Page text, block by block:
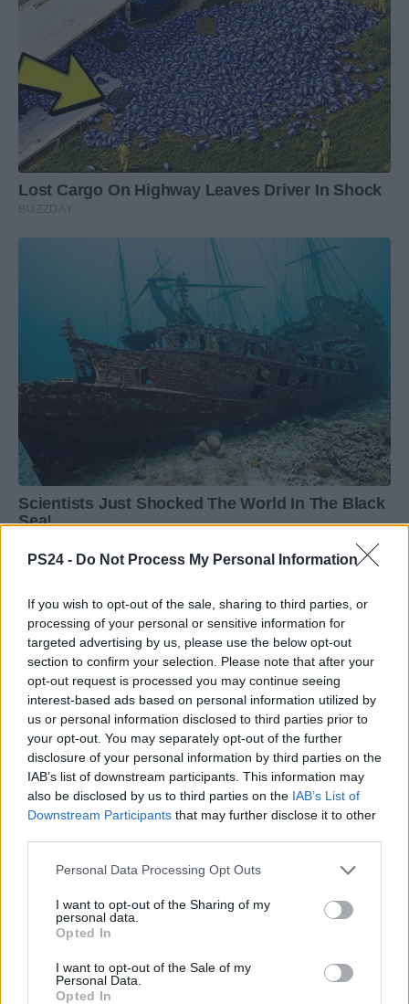
PS24 - Do Not Process My Personal Information
If you wish to opt-out of the sale, sharing to third parties, or
processing of your personal or sensitive information for
targeted advertising by us, please use the below opt-out
section to confirm your selection. Please note that after your
opt-out request is processed you may continue seeing
interest-based ads based on personal information utilized by
us or personal information disclosed to third parties prior to
your opt-out. You may separately opt-out of the further
disclosure of your personal information by third parties on the
IAB’s list of downstream participants. This information may
also be disclosed by us to third parties on the IAB’s List of
Downstream Participants that may further disclose it to other
Personal Data Processing Opt Outs
I want to opt-out of the Sharing of my
personal data.
Opted In
I want to opt-out of the Sale of my
Personal Data.
Opted In